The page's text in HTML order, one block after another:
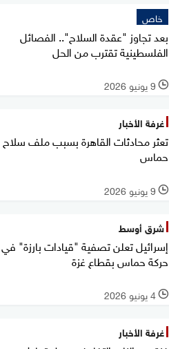
خاص
بعد تجاوز "عقدة السلاح".. الفصائل
الفلسطينية تقترب من الحل
l 9 يونيو 2026
غرفة الأخبار
تعثر محادثات القاهرة بسبب ملف سلاح
حماس
l 9 يونيو 2026
شرق أوسط
إسرائيل تعلن تصفية "قيادات بارزة" في
حركة حماس بقطاع غزة
l 4 يونيو 2026
غرفة الأخبار